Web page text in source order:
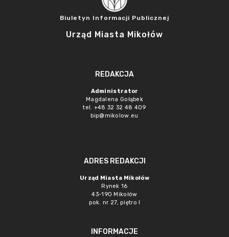
Biuletyn Informacji Publicznej
Urząd Miasta Mikołów
REDAKCJA
Administrator
Magdalena Gołąbek
tel. +48 32 32 48 409
bip@mikolow.eu
ADRES REDAKCJI
Urząd Miasta Mikołów
Rynek 16
43-190 Mikołów
pok. nr 27, piętro I
INFORMACJE